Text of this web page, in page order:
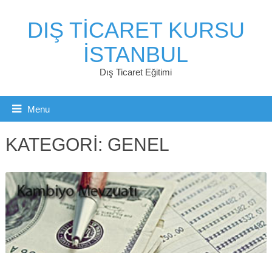
DIŞ TICARET KURSU
İSTANBUL
Dış Ticaret Eğitimi
Menu
KATEGORI: GENEL